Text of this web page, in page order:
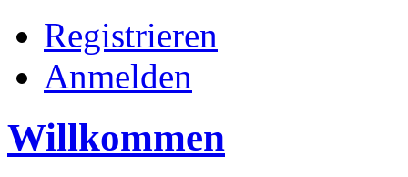
Registrieren
Anmelden
Willkommen